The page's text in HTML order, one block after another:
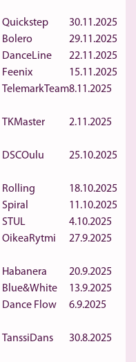
Quickstep
30.11.2025
Bolero
29.11.2025
DanceLine
22.11.2025
Feenix
15.11.2025
TelemarkTeam8.11.2025
TKMaster 2.11.2025
DSCOulu 25.10.2025
Rolling
18.10.2025
Spiral
11.10.2025
STUL
4.10.2025
OikeaRytmi 27.9.2025
Habanera
20.9.2025
Blue&White
13.9.2025
Dance Flow 6.9.2025
TanssiDans 30.8.2025